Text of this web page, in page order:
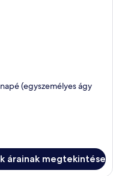
(egyszemélyes ágy
árainak megtekintése